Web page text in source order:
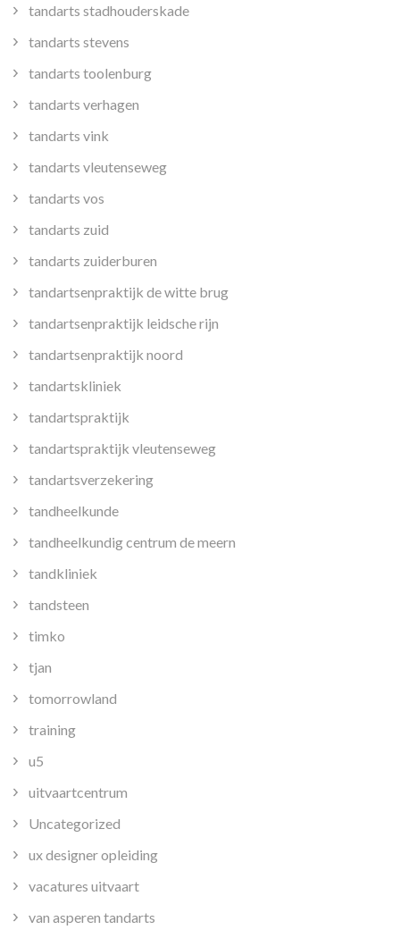
tandarts stadhouderskade
tandarts stevens
tandarts toolenburg
tandarts verhagen
tandarts vink
tandarts vleutenseweg
tandarts vos
tandarts zuid
tandarts zuiderburen
tandartsenpraktijk de witte brug
tandartsenpraktijk leidsche rijn
tandartsenpraktijk noord
tandartskliniek
tandartspraktijk
tandartspraktijk vleutenseweg
tandartsverzekering
tandheelkunde
tandheelkundig centrum de meern
tandkliniek
tandsteen
timko
tjan
tomorrowland
training
u5
uitvaartcentrum
Uncategorized
ux designer opleiding
vacatures uitvaart
van asperen tandarts